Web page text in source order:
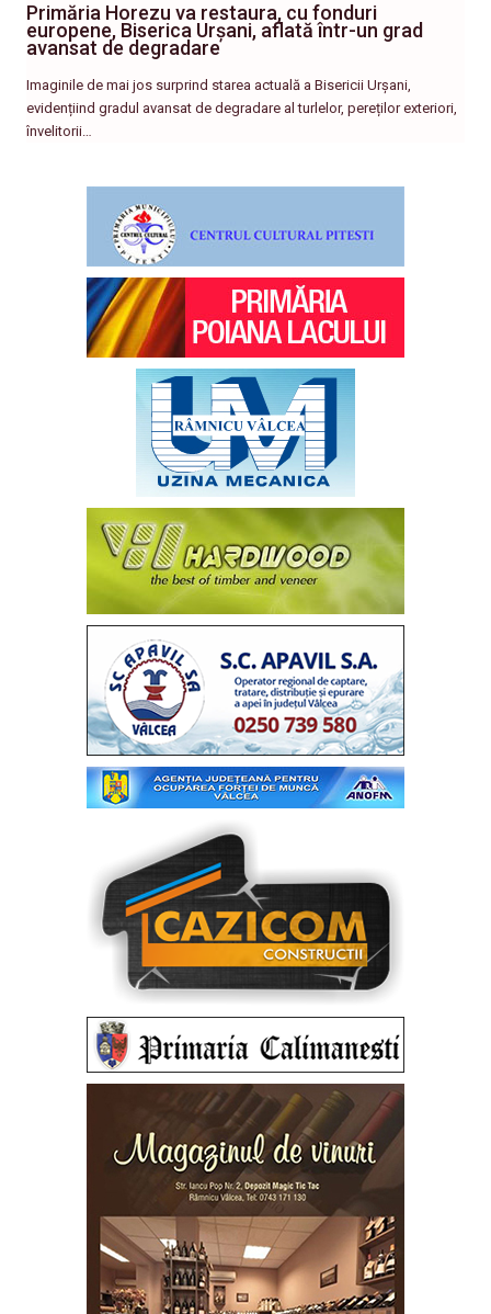
Primăria Horezu va restaura, cu fonduri
europene, Biserica Urșani, aflată într-un grad
avansat de degradare
Imaginile de mai jos surprind starea actuală a Bisericii Urșani,
evidențiind gradul avansat de degradare al turlelor, pereților exteriori,
învelitorii…